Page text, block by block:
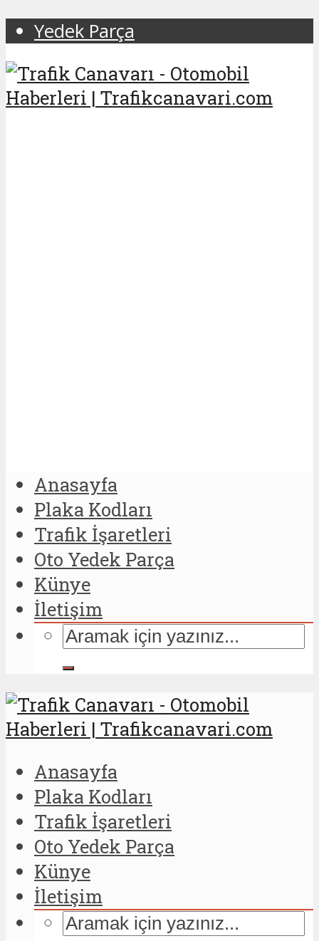
Yedek Parça
Anasayfa
Plaka Kodları
Trafik İşaretleri
Oto Yedek Parça
Künye
İletişim
Anasayfa
Plaka Kodları
Trafik İşaretleri
Oto Yedek Parça
Künye
İletişim